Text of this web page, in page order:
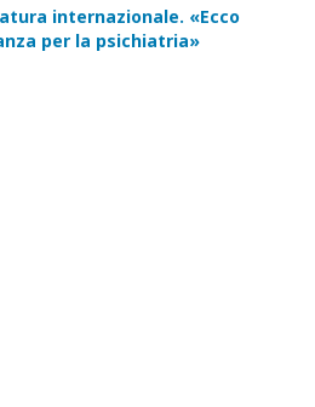
internazionale. «Ecco
per la psichiatria»